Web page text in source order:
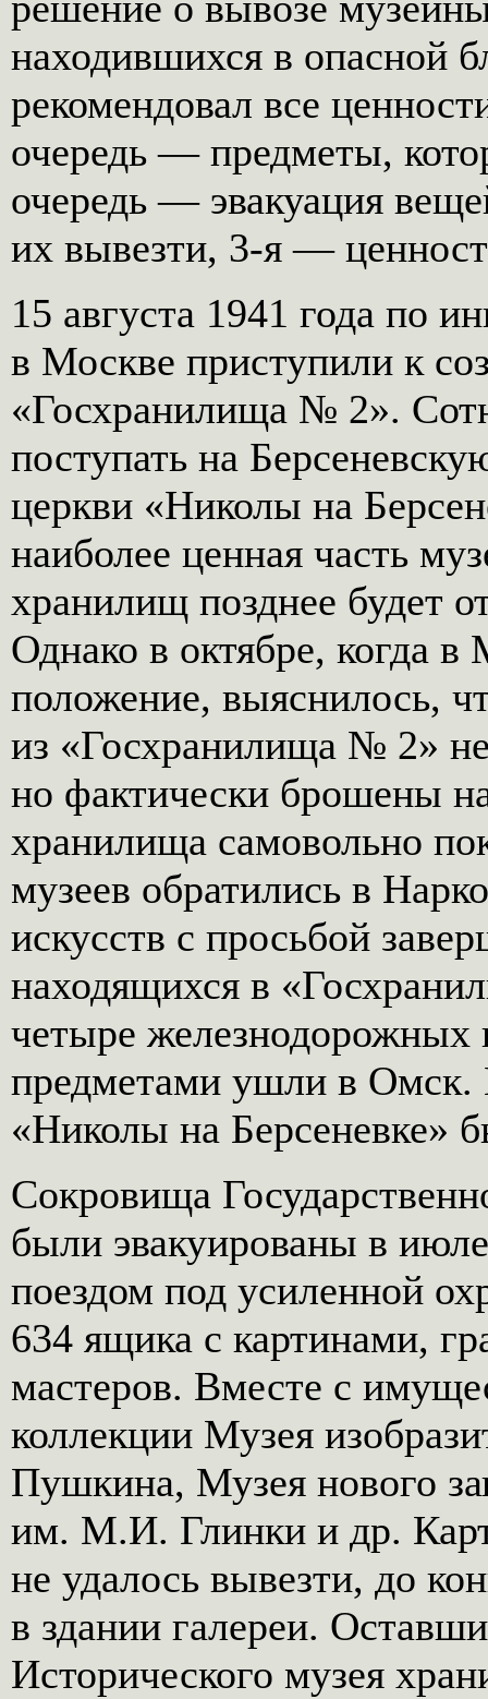
находившихся в опасной
рекомендовал все
очередь — предметы,
очередь — эвакуация
их вывезти, 3-я —
15 августа 1941 года по
в Москве приступили к
«Госхранилища № 2».
поступать на
церкви «Николы на
наиболее ценная часть
хранилищ позднее будет
Однако в октябре, когда в
положение, выяснилось,
из «Госхранилища № 2»
но фактически брошены
хранилища самовольно
музеев обратились в
искусств с просьбой
находящихся в
четыре железнодорожных
предметами ушли в Омск.
«Николы на Берсеневке»
Сокровища
были эвакуированы в
поездом под усиленной
634 ящика с картинами,
мастеров. Вместе с
коллекции Музея
Пушкина, Музея нового
им. М.И. Глинки и др.
не удалось вывезти, до
в здании галереи.
Исторического музея